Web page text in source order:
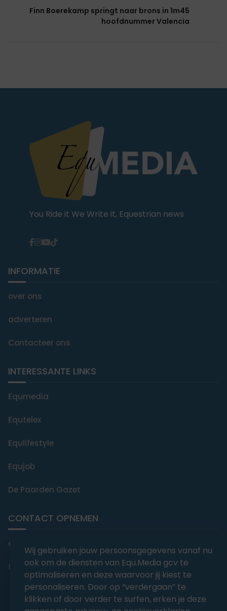
Finn Boerekamp springt naar brons in 1m45
hoofdnummer Valencia
You Ride it We Write it, Equestrian news
INFORMATIE
over ons
adverteren
Contacteer ons
INTERESSANTE LINKS
Equmedia
Equtelex
Equlifestyle
Equjob
De Paarden Gazet
CONTACT OPNEMEN
editorial@equmedia.be
Langendamdreef 22 9880 Aalter België
Wij gebruiken jouw persoonsgegevens vanaf nu
ook om de diensten van Equ.Media gcv te
optimaliseren en deze waarvoor jij kiest te
personaliseren. Door op “verdergaan” te
klikken of door verder te surfen, erken je deze